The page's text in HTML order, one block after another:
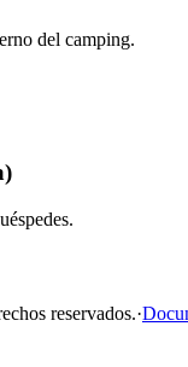
del camping.
reservados.·